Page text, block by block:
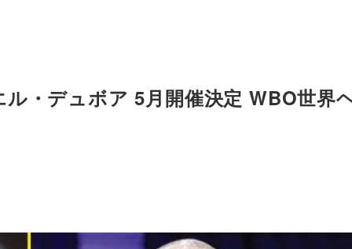
・デュボア 5月開催決定 WBO世界